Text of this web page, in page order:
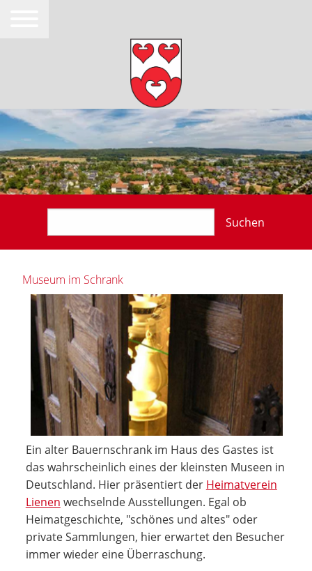
Suchen
Museum im Schrank
Ein alter Bauernschrank im Haus des Gastes ist
das wahrscheinlich eines der kleinsten Museen in
Deutschland. Hier präsentiert der Heimatverein
Lienen wechselnde Ausstellungen. Egal ob
Heimatgeschichte, "schönes und altes" oder
private Sammlungen, hier erwartet den Besucher
immer wieder eine Überraschung.